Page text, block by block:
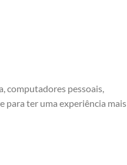
computadores pessoais,
para ter uma experiência mais